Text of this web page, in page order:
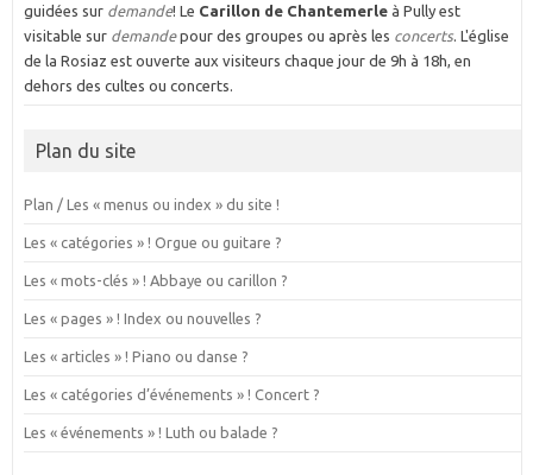
guidées sur demande! Le Carillon de Chantemerleà Pully est
visitable sur demandepour des groupes ou après les concerts. L'église
de la Rosiaz est ouverte aux visiteurs chaque jour de 9h à 18h, en
dehors des cultes ou concerts.
Plan du site
Plan / Les « menus ou index » du site !
Les « catégories » ! Orgue ou guitare ?
Les « mots-clés » ! Abbaye ou carillon ?
Les « pages » ! Index ou nouvelles ?
Les « articles » ! Piano ou danse ?
Les « catégories d’événements » ! Concert ?
Les « événements » ! Luth ou balade ?